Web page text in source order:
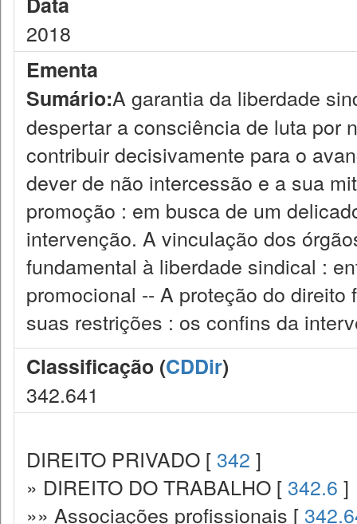
2018
Ementa
Sumário:A garantia da liberdade
despertar a consciência de luta por
contribuir decisivamente para o
dever de não intercessão e a sua
promoção : em busca de um
intervenção. A vinculação dos
fundamental à liberdade sindical :
promocional -- A proteção do
suas restrições : os confins da
Classificação (CDDir)
342.641
DIREITO PRIVADO [ 342 ]
» DIREITO DO TRABALHO [ 342.6 ]
»» Associações profissionais [